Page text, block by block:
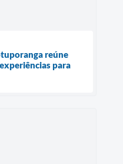
reúne
para